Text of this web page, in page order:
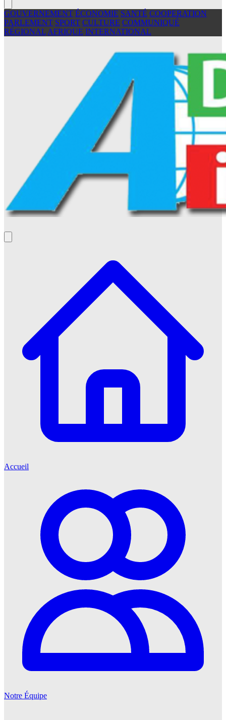
GOUVERNEMENT ÉCONOMIE SANTÉ COOPERATION
PARLEMENT SPORT CULTURE COMMUNIQUÉ
RÉGIONAL AFRIQUE INTERNATIONAL
Accueil
Notre Équipe